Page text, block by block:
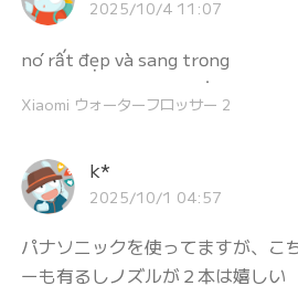
2025/10/4 11:07
nó rất đẹp và sang trọng
Xiaomi ウォーターフロッサー 2
k*
2025/10/1 04:57
パナソニックを使ってますが、
ーも有るしノズルが２本は嬉しい